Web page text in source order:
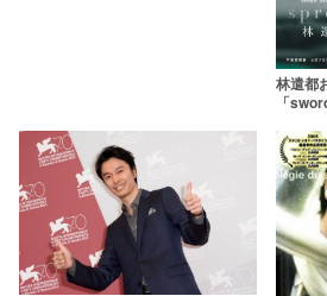
林遣都
「